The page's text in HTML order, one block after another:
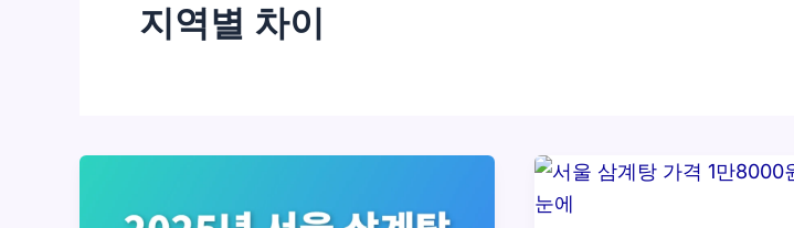
지역별 차이